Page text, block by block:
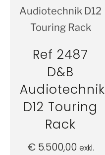
Ref 2487
D&B
Audiotechnik
D12 Touring
Rack
€5.500,00 exkl.